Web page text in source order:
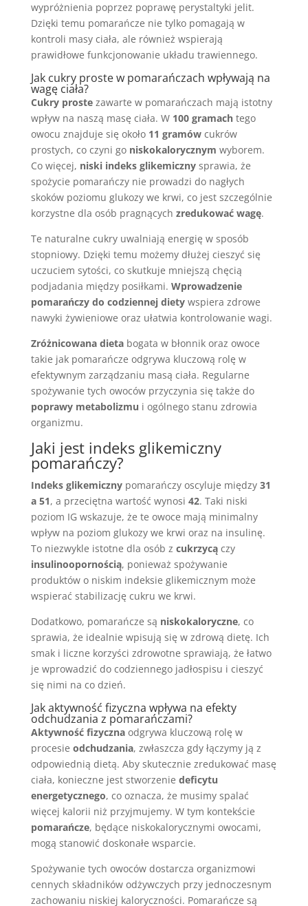
wypróżnienia poprzez poprawę perystaltyki jelit.
Dzięki temu pomarańcze nie tylko pomagają w
kontroli masy ciała, ale również wspierają
prawidłowe funkcjonowanie układu trawiennego.
Jak cukry proste w pomarańczach wpływają na
wagę ciała?
Cukry prostezawarte w pomarańczach mają istotny
wpływ na naszą masę ciała. W 100 gramachtego
owocu znajduje się około 11 gramówcukrów
prostych, co czyni go niskokalorycznym wyborem.
Co więcej, niski indeks glikemicznysprawia, że
spożycie pomarańczy nie prowadzi do nagłych
skoków poziomu glukozy we krwi, co jest szczególnie
korzystne dla osób pragnących zredukować wagę.
Te naturalne cukry uwalniają energię w sposób
stopniowy. Dzięki temu możemy dłużej cieszyć się
uczuciem sytości, co skutkuje mniejszą chęcią
podjadania między posiłkami. Wprowadzenie
pomarańczy do codziennej dietywspiera zdrowe
nawyki żywieniowe oraz ułatwia kontrolowanie wagi.
Zróżnicowana dietabogata w błonnik oraz owoce
takie jak pomarańcze odgrywa kluczową rolę w
efektywnym zarządzaniu masą ciała. Regularne
spożywanie tych owoców przyczynia się także do
poprawy metabolizmu i ogólnego stanu zdrowia
organizmu.
Jaki jest indeks glikemiczny
pomarańczy?
Indeks glikemicznypomarańczy oscyluje między 31
a 51, a przeciętna wartość wynosi 42. Taki niski
poziom IG wskazuje, że te owoce mają minimalny
wpływ na poziom glukozy we krwi oraz na insulinę.
To niezwykle istotne dla osób z cukrzycączy
insulinoopornością, ponieważ spożywanie
produktów o niskim indeksie glikemicznym może
wspierać stabilizację cukru we krwi.
Dodatkowo, pomarańcze są niskokaloryczne, co
sprawia, że idealnie wpisują się w zdrową dietę. Ich
smak i liczne korzyści zdrowotne sprawiają, że łatwo
je wprowadzić do codziennego jadłospisu i cieszyć
się nimi na co dzień.
Jak aktywność fizyczna wpływa na efekty
odchudzania z pomarańczami?
Aktywność fizycznaodgrywa kluczową rolę w
procesie odchudzania, zwłaszcza gdy łączymy ją z
odpowiednią dietą. Aby skutecznie zredukować masę
ciała, konieczne jest stworzenie deficytu
energetycznego, co oznacza, że musimy spalać
więcej kalorii niż przyjmujemy. W tym kontekście
pomarańcze, będące niskokalorycznymi owocami,
mogą stanowić doskonałe wsparcie.
Spożywanie tych owoców dostarcza organizmowi
cennych składników odżywczych przy jednoczesnym
zachowaniu niskiej kaloryczności. Pomarańcze są